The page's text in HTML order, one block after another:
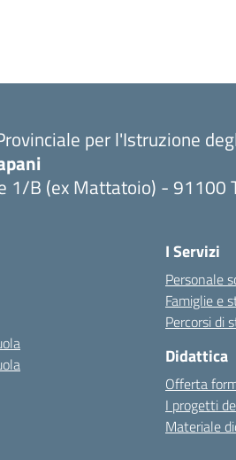
per l'Istruzione
1/B (ex Mattatoio) - 91100
I Servizi
Personale
Famiglie e
Percorsi di
Didattica
Offerta
I progetti
Materiale